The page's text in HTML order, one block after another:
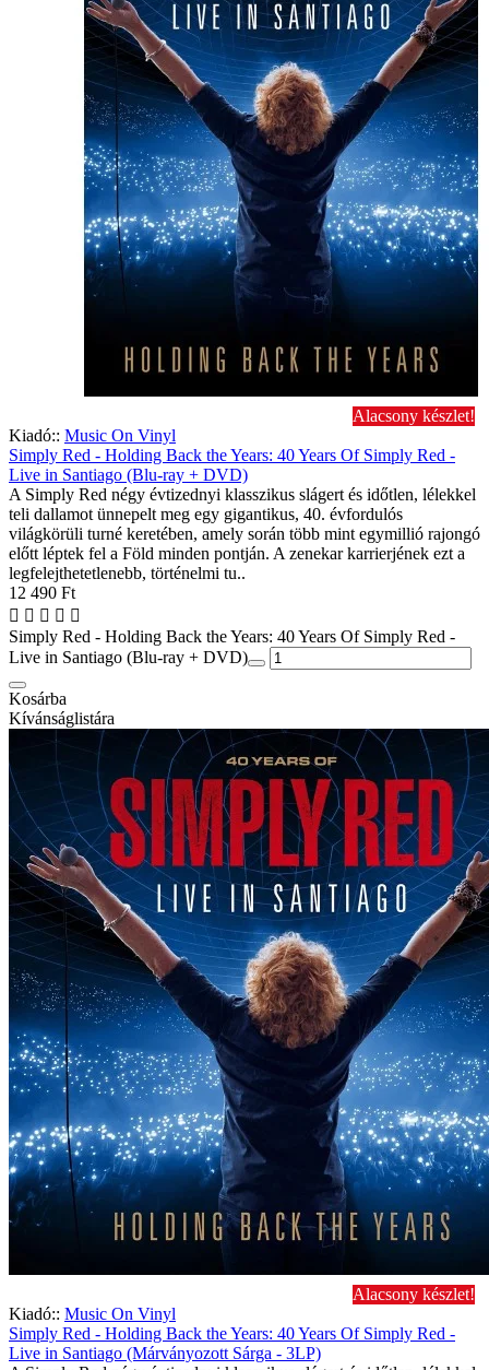
Alacsony készlet!
Kiadó:: Music On Vinyl
Simply Red - Holding Back the Years: 40 Years Of Simply Red -
Live in Santiago (Blu-ray + DVD)
A Simply Red négy évtizednyi klasszikus slágert és időtlen, lélekkel
teli dallamot ünnepelt meg egy gigantikus, 40. évfordulós
világkörüli turné keretében, amely során több mint egymillió rajongó
előtt léptek fel a Föld minden pontján. A zenekar karrierjének ezt a
legfelejthetetlenebb, történelmi tu..
12 490 Ft
Simply Red - Holding Back the Years: 40 Years Of Simply Red -
Live in Santiago (Blu-ray + DVD)
Kosárba
Kívánságlistára
Alacsony készlet!
Kiadó:: Music On Vinyl
Simply Red - Holding Back the Years: 40 Years Of Simply Red -
Live in Santiago (Márványozott Sárga - 3LP)